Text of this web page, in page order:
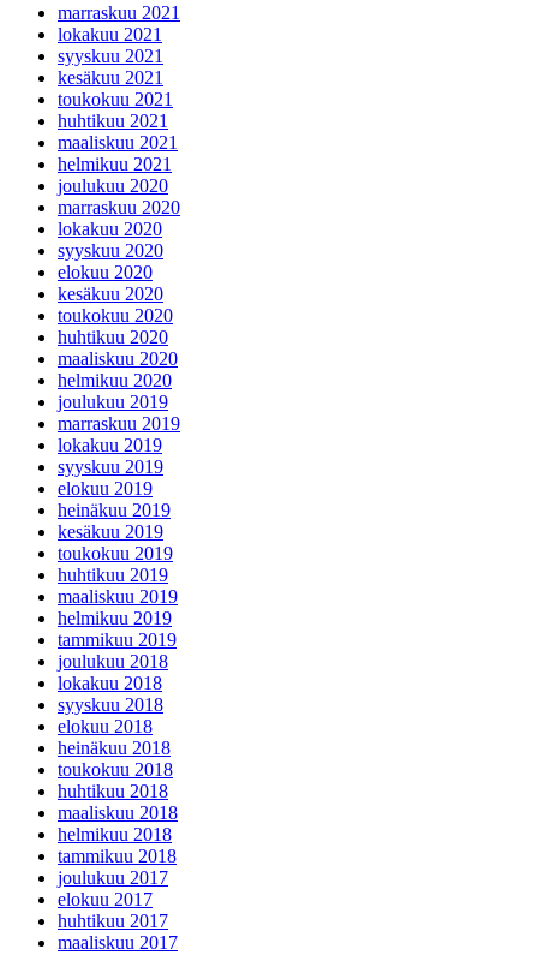
marraskuu 2021
lokakuu 2021
syyskuu 2021
kesäkuu 2021
toukokuu 2021
huhtikuu 2021
maaliskuu 2021
helmikuu 2021
joulukuu 2020
marraskuu 2020
lokakuu 2020
syyskuu 2020
elokuu 2020
kesäkuu 2020
toukokuu 2020
huhtikuu 2020
maaliskuu 2020
helmikuu 2020
joulukuu 2019
marraskuu 2019
lokakuu 2019
syyskuu 2019
elokuu 2019
heinäkuu 2019
kesäkuu 2019
toukokuu 2019
huhtikuu 2019
maaliskuu 2019
helmikuu 2019
tammikuu 2019
joulukuu 2018
lokakuu 2018
syyskuu 2018
elokuu 2018
heinäkuu 2018
toukokuu 2018
huhtikuu 2018
maaliskuu 2018
helmikuu 2018
tammikuu 2018
joulukuu 2017
elokuu 2017
huhtikuu 2017
maaliskuu 2017